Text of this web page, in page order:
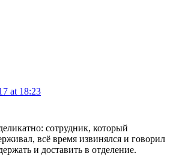
at 18:23
сотрудник, который
всё время извинялся и говорил
и доставить в отделение.